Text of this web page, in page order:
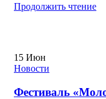
Продолжить чтение
15 Июн
Новости
Фестиваль